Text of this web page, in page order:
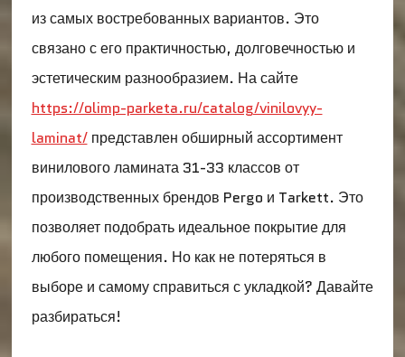
из самых востребованных вариантов. Это
связано с его практичностью, долговечностью и
эстетическим разнообразием. На сайте
https://olimp-parketa.ru/catalog/vinilovyy-
laminat/представлен обширный ассортимент
винилового ламината 31-33 классов от
производственных брендов Pergo и Tarkett. Это
позволяет подобрать идеальное покрытие для
любого помещения. Но как не потеряться в
выборе и самому справиться с укладкой? Давайте
разбираться!